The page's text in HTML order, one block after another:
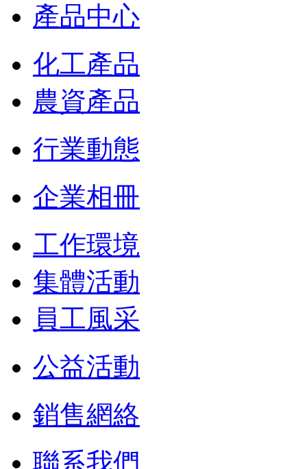
產品中心
化工產品
農資產品
行業動態
企業相冊
工作環境
集體活動
員工風采
公益活動
銷售網絡
聯系我們